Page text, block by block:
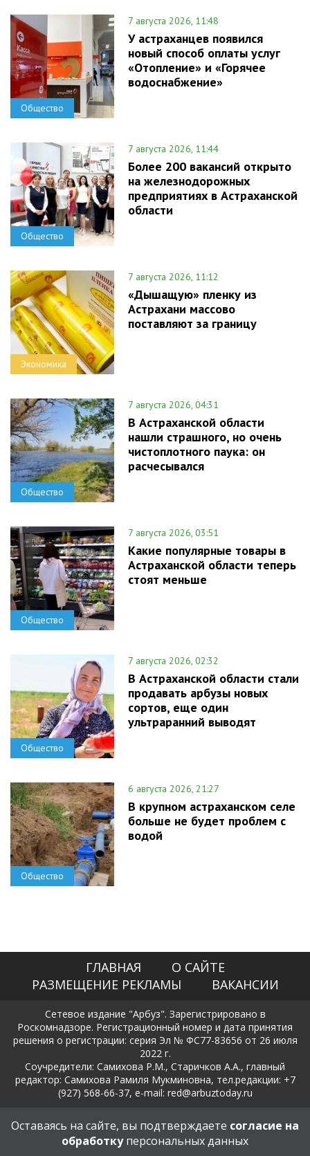
Общество
7 августа 2026, 11:48
У астраханцев появился
новый способ оплаты услуг
«Отопление» и «Горячее
водоснабжение»
Общество
7 августа 2026, 11:44
Более 200 вакансий открыто
на железнодорожных
предприятиях в Астраханской
области
Экономика
7 августа 2026, 11:12
«Дышащую» пленку из
Астрахани массово
поставляют за границу
Общество
7 августа 2026, 04:31
В Астраханской области
нашли страшного, но очень
чистоплотного паука: он
расчесывался
Общество
7 августа 2026, 03:51
Какие популярные товары в
Астраханской области теперь
стоят меньше
Общество
7 августа 2026, 02:32
В Астраханской области стали
продавать арбузы новых
сортов, еще один
ультраранний выводят
Общество
6 августа 2026, 21:27
В крупном астраханском селе
больше не будет проблем с
водой
ГЛАВНАЯ
О САЙТЕ
РАЗМЕЩЕНИЕ РЕКЛАМЫ
ВАКАНСИИ
Сетевое издание "Арбуз". Зарегистрировано в
Роскомнадзоре. Регистрационный номер и дата принятия
решения о регистрации: серия Эл № ФС77-83656 от 26 июля
2022 г.
Соучредители: Самихова Р.М., Старичков А.А., главный
редактор: Самихова Рамиля Мукминовна, тел.редакции: +7
(927) 568-66-37, e-mail: red@arbuztoday.ru
Политика в отношении обработки и защиты персональных
данных
Оставаясь на сайте, вы подтверждаете согласие на
обработкуперсональных данных